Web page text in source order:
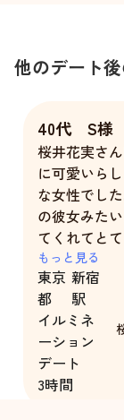
他のデート
40代 S様
桜井花実さ
に可愛いら
な女性でし
の彼女みた
てくれてと
い時間を過ご
た。
もっと見る
東京
都
新宿
駅
イルミネ
ーション
デート
3時間